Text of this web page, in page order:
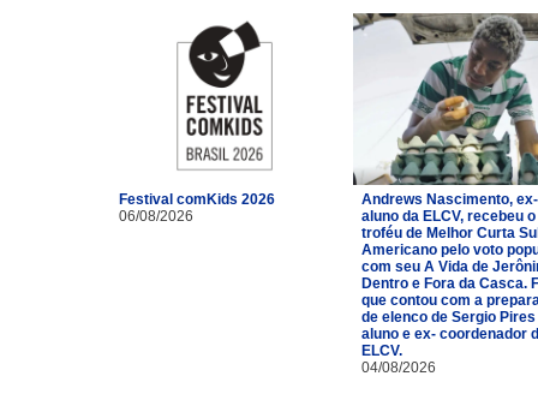
Festival comKids 2026
06/08/2026
Andrews Nascimento, ex-
aluno da ELCV, recebeu o
troféu de Melhor Curta
Americano pelo voto
com seu A Vida de
Dentro e Fora da Casca.
que contou com a
de elenco de Sergio
aluno e ex- coordenador
ELCV.
04/08/2026